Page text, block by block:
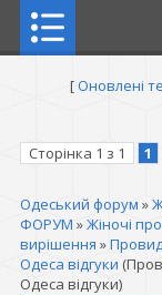
[Оновлені
Сторінка 1 з 1 1
Одеський форум »
ФОРУМ »Жіночі
вирішення »
Одеса відгуки
Одеса відгуки)